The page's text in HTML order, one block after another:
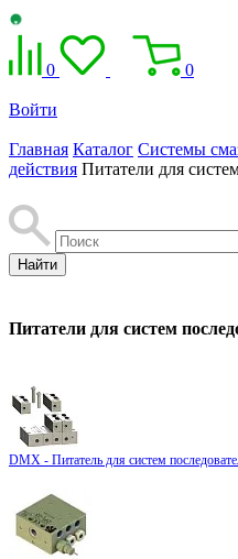
0 0
Войти
Главная Каталог Системы
действия Питатели для
Найти
Питатели для систем
DMX - Питатель для систем